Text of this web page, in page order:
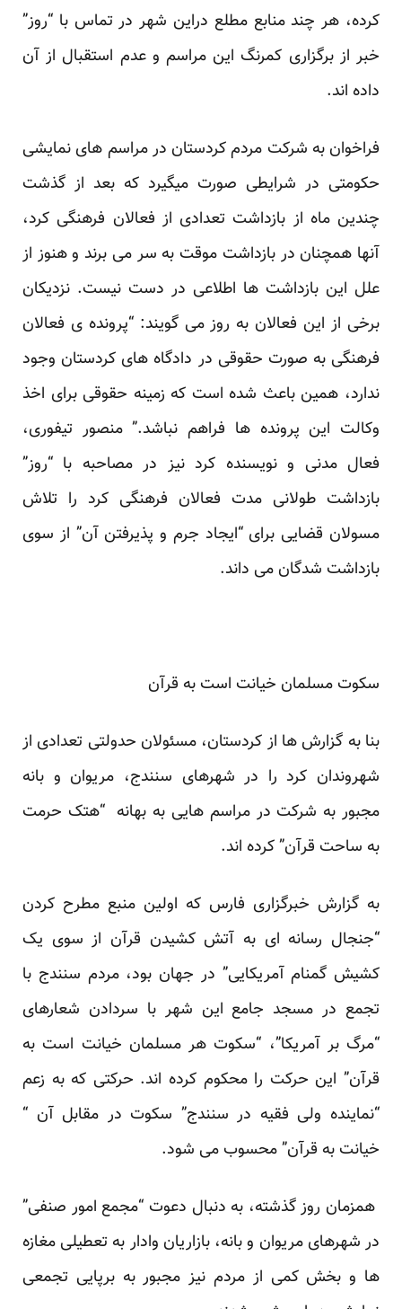
کرده، هر چند منابع مطلع دراین شهر در تماس با “روز”
خبر از برگزاری کمرنگ این مراسم و عدم استقبال از آن
داده اند.
فراخوان به شرکت مردم کردستان در مراسم های نمایشی
حکومتی در شرایطی صورت میگیرد که بعد از گذشت
چندین ماه از بازداشت تعدادی از فعالان فرهنگی کرد،
آنها همچنان در بازداشت موقت به سر می برند و هنوز از
علل این بازداشت ها اطلاعی در دست نیست. نزدیکان
برخی از این فعالان به روز می گویند: “پرونده ی فعالان
فرهنگی به صورت حقوقی در دادگاه های کردستان وجود
ندارد، همین باعث شده است که زمینه حقوقی برای اخذ
وکالت این پرونده ها فراهم نباشد.” منصور تیفوری،
فعال مدنی و نویسنده کرد نیز در مصاحبه با “روز”
بازداشت طولانی مدت فعالان فرهنگی کرد را تلاش
مسولان قضایی برای “ایجاد جرم و پذیرفتن آن” از سوی
بازداشت شدگان می داند.
سکوت مسلمان خیانت است به قرآن
بنا به گزارش ها از کردستان، مسئولان حدولتی تعدادی از
شهروندان کرد را در شهرهای سنندج، مریوان و بانه
مجبور به شرکت در مراسم هایی به بهانه “هتک حرمت
به ساحت قرآن” کرده اند.
به گزارش خبرگزاری فارس که اولین منبع مطرح کردن
“جنجال رسانه ای به آتش کشیدن قرآن از سوی یک
کشیش گمنام آمریکایی” در جهان بود، مردم سنندج با
تجمع در مسجد جامع این شهر با سردادن شعارهای
“مرگ بر آمریکا”، “سکوت هر مسلمان خیانت است به
قرآن” این حرکت را محکوم کرده اند. حرکتی که به زعم
“نماینده ولی فقیه در سنندج” سکوت در مقابل آن “
خیانت به قرآن” محسوب می شود.
همزمان روز گذشته، به دنبال دعوت “مجمع امور صنفی”
در شهرهای مریوان و بانه، بازاریان وادار به تعطیلی مغازه
ها و بخش کمی از مردم نیز مجبور به برپایی تجمعی